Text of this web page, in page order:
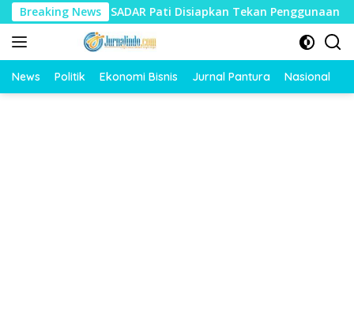
Langsung
ke
konten
Breaking News
SADAR Pati Disiapkan Tekan Penggunaan Motor oleh Pelajar
News Politik Ekonomi Bisnis Jurnal Pantura Nasional